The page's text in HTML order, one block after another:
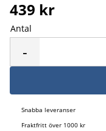
439 kr
Antal
-
Snabba leveranser
Fraktfritt över 1000 kr